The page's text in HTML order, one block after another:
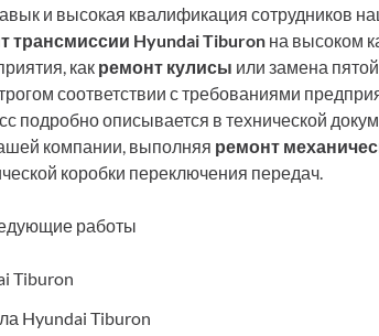
и высокая квалификация сотрудников
трансмиссии Hyundai Tiburon на высоком
как ремонт кулисы или замена
соответствии с требованиями
подробно описывается в технической
компании, выполняя ремонт
коробки переключения передач.
работы
Tiburon
Hyundai Tiburon